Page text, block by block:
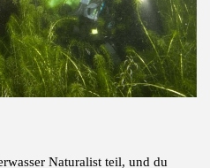
Naturalist teil, und du